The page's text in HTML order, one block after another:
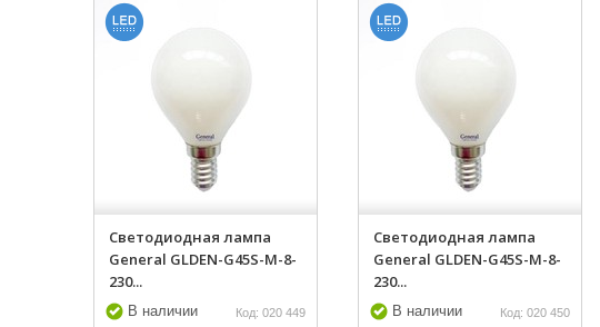
Светодиодная лампа
General GLDEN-G45S-M-8-
230...
В наличии Код: 020 449
Светодиодная лампа
General GLDEN-G45S-M-8-
230...
В наличии Код: 020 450